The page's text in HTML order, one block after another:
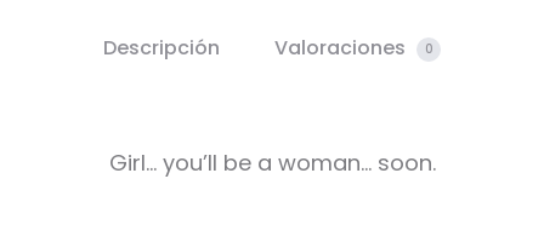
Descripción Valoraciones 0
Girl… you’ll be a woman… soon.